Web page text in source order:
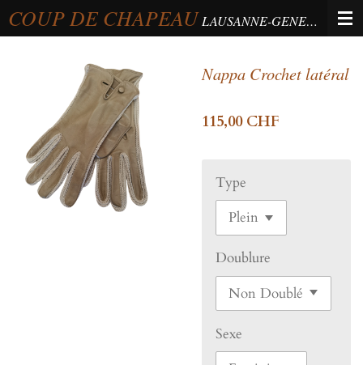
Passer
au
COUP DE CHAPEAU LAUSANNE-GENEVA-BERNE
Nappa Crochet latéral
115,00 CHF
Type
Doublure
Sexe